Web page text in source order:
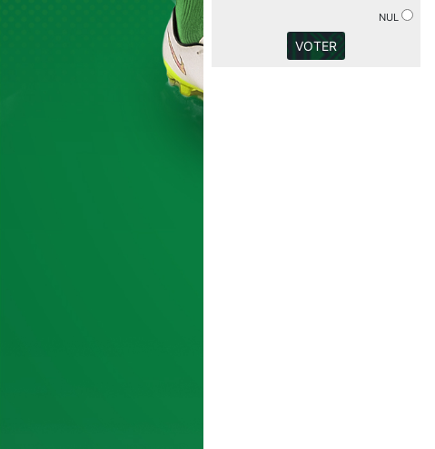
VOTER